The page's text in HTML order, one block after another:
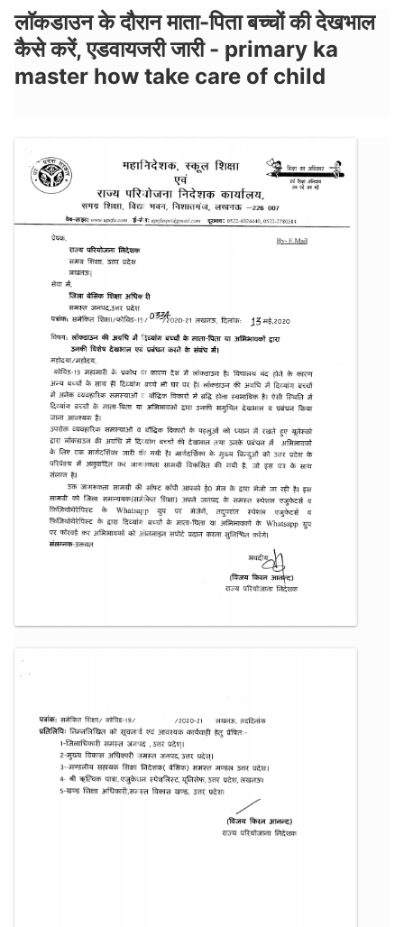
लाॅकडाउन के दौरान माता-पिता बच्चों की देखभाल
कैसे करें, एडवायजरी जारी - primary ka
master how take care of child